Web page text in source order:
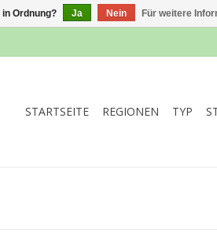
STARTSEITE REGIONEN TYP
Ordnung? Ja Nein Für weitere